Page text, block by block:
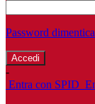
Password
-
Entra con SPID